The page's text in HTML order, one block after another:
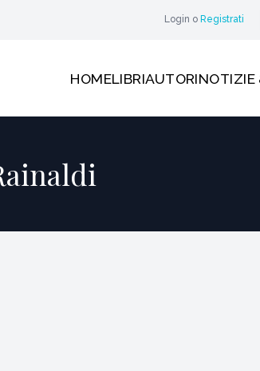
Login o Registrati
HOMELIBRIAUTORINOTIZIE